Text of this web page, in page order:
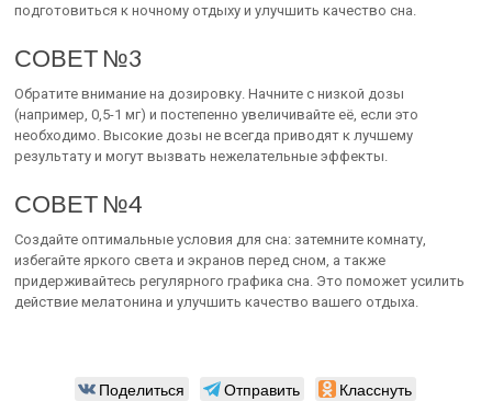
подготовиться к ночному отдыху и улучшить качество сна.
СОВЕТ №3
Обратите внимание на дозировку. Начните с низкой дозы
(например, 0,5-1 мг) и постепенно увеличивайте её, если это
необходимо. Высокие дозы не всегда приводят к лучшему
результату и могут вызвать нежелательные эффекты.
СОВЕТ №4
Создайте оптимальные условия для сна: затемните комнату,
избегайте яркого света и экранов перед сном, а также
придерживайтесь регулярного графика сна. Это поможет усилить
действие мелатонина и улучшить качество вашего отдыха.
Поделиться Отправить Класснуть